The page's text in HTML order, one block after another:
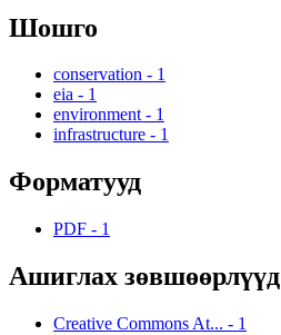
Шошго
conservation - 1
eia - 1
environment - 1
infrastructure - 1
Форматууд
PDF - 1
Ашиглах зөвшөөрлүүд
Creative Commons At... - 1